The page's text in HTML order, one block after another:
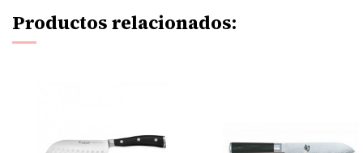
Productos relacionados: